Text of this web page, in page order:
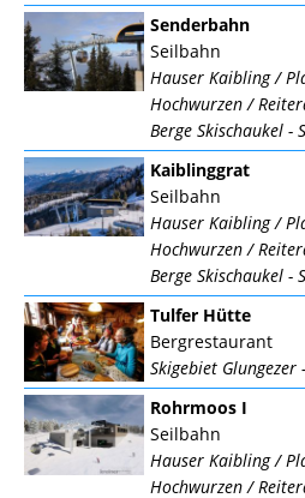
Senderbahn
Seilbahn
Hauser Kaibling /
Hochwurzen /
Berge Skischaukel -
Kaiblinggrat
Seilbahn
Hauser Kaibling /
Hochwurzen /
Berge Skischaukel -
Tulfer Hütte
Bergrestaurant
Skigebiet Glungezer
Rohrmoos I
Seilbahn
Hauser Kaibling /
Hochwurzen /